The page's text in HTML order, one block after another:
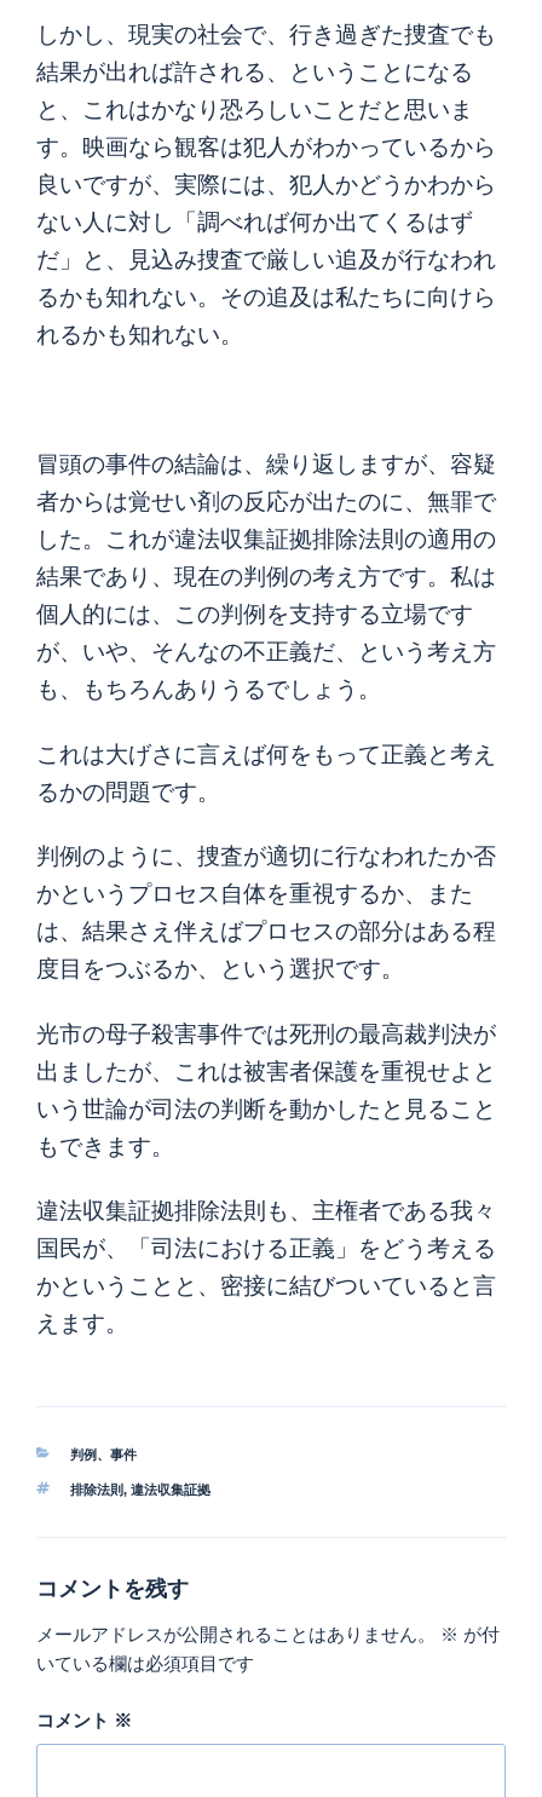
しかし、現実の社会で、行き過ぎた捜査でも
結果が出れば許される、ということになる
と、これはかなり恐ろしいことだと思いま
す。映画なら観客は犯人がわかっているから
良いですが、実際には、犯人かどうかわから
ない人に対し「調べれば何か出てくるはず
だ」と、見込み捜査で厳しい追及が行なわれ
るかも知れない。その追及は私たちに向けら
れるかも知れない。
冒頭の事件の結論は、繰り返しますが、容疑
者からは覚せい剤の反応が出たのに、無罪で
した。これが違法収集証拠排除法則の適用の
結果であり、現在の判例の考え方です。私は
個人的には、この判例を支持する立場です
が、いや、そんなの不正義だ、という考え方
も、もちろんありうるでしょう。
これは大げさに言えば何をもって正義と考え
るかの問題です。
判例のように、捜査が適切に行なわれたか否
かというプロセス自体を重視するか、また
は、結果さえ伴えばプロセスの部分はある程
度目をつぶるか、という選択です。
光市の母子殺害事件では死刑の最高裁判決が
出ましたが、これは被害者保護を重視せよと
いう世論が司法の判断を動かしたと見ること
もできます。
違法収集証拠排除法則も、主権者である我々
国民が、「司法における正義」をどう考える
かということと、密接に結びついていると言
えます。
カ
ゴ
ー
判例、事件
タ
排除法則, 違法収集証拠
コメントを残す
メールアドレスが公開されることはありません。 ※ が付
いている欄は必須項目です
コメント ※